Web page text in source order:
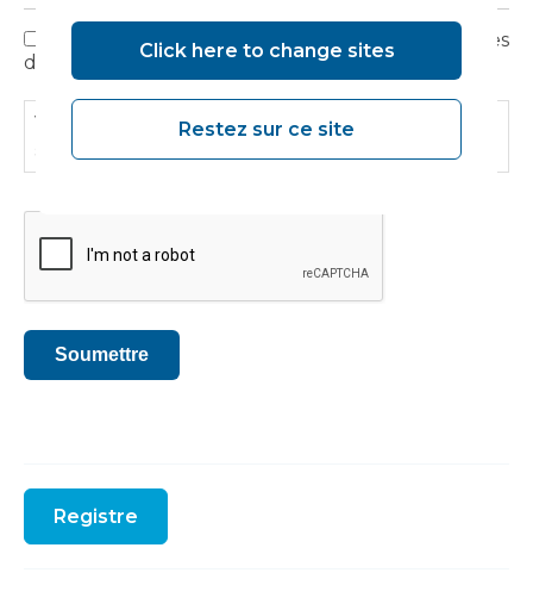
politique
de
confidentialité
J'ai lu, compris et j'accepte les conditions décrites
dans la politique de confidentialité.
Veuillez lire notrepolitique de confidentialité
savoir comment nous utilisons vos informations.
CAPTCHA
Soumettre
Registre
Click here to change sites
Restez sur ce site